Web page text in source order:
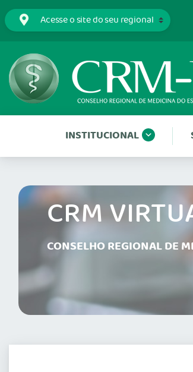
INSTITUCIONAL
CRM
CONSELHO REGIONAL DE